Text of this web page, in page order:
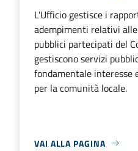
L'Ufficio gestisce i
adempimenti relativi
pubblici partecipati del
gestiscono servizi
fondamentale interesse
per la comunità locale.
VAI ALLA PAGINA